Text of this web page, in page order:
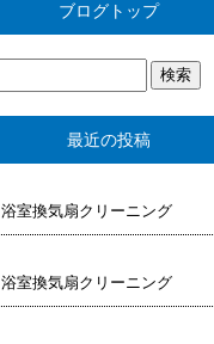
ブログトップ
最近の投稿
浴室換気扇クリーニング
浴室換気扇クリーニング